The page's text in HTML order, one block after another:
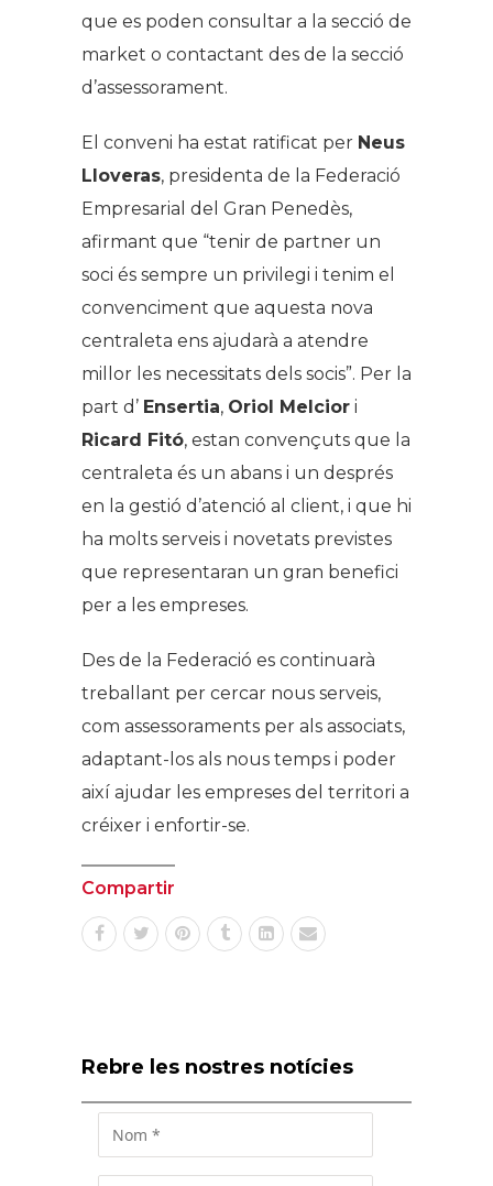
que es poden consultar a la secció de
market o contactant des de la secció
d’assessorament.
El conveni ha estat ratificat per Neus
Lloveras, presidenta de la Federació
Empresarial del Gran Penedès,
afirmant que “tenir de partner un
soci és sempre un privilegi i tenim el
convenciment que aquesta nova
centraleta ens ajudarà a atendre
millor les necessitats dels socis”. Per la
part d’ Ensertia, Oriol Melcior i
Ricard Fitó, estan convençuts que la
centraleta és un abans i un després
en la gestió d’atenció al client, i que hi
ha molts serveis i novetats previstes
que representaran un gran benefici
per a les empreses.
Des de la Federació es continuarà
treballant per cercar nous serveis,
com assessoraments per als associats,
adaptant-los als nous temps i poder
així ajudar les empreses del territori a
créixer i enfortir-se.
Compartir
Rebre les nostres notícies